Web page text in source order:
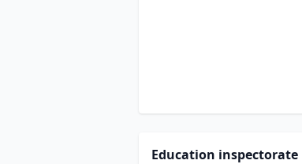
Education inspectorate